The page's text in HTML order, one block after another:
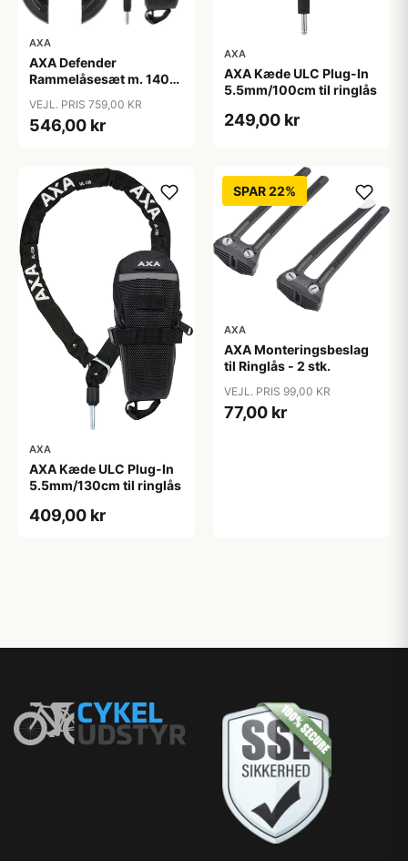
AXA
AXA Defender
Rammelåsesæt m. 140
VEJL. PRIS 759,00 KR
546,00 kr
AXA
AXA Kæde ULC Plug-In
5.5mm/100cm til ringlås
249,00 kr
AXA
AXA Kæde ULC Plug-In
5.5mm/130cm til ringlås
409,00 kr
SPAR 22%
AXA
AXA Monteringsbeslag
til Ringlås - 2 stk.
VEJL. PRIS 99,00 KR
77,00 kr